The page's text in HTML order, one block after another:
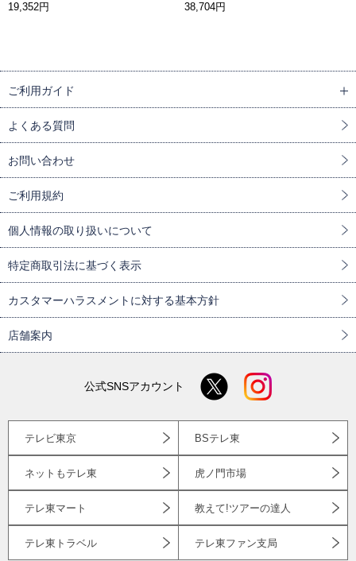
19,352円
38,704円
ご利用ガイド
よくある質問
お問い合わせ
ご利用規約
個人情報の取り扱いについて
特定商取引法に基づく表示
カスタマーハラスメントに対する基本方針
店舗案内
公式SNSアカウント
テレビ東京 BSテレ東
ネットもテレ東 虎ノ門市場
テレ東マート 教えて!ツアーの達人
テレ東トラベル テレ東ファン支局